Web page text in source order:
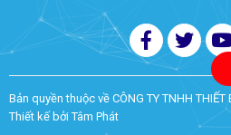
Bản quyền thuộc về CÔNG TY TNHH
Thiết kế bởiTâm Phát